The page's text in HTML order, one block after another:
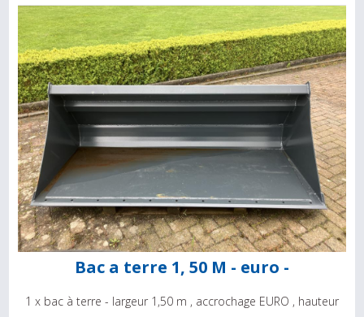
Bac a terre 1, 50 M - euro -
1 x bac à terre - largeur 1,50 m , accrochage EURO , hauteur